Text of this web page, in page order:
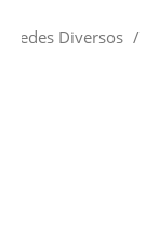
Redes Diversos